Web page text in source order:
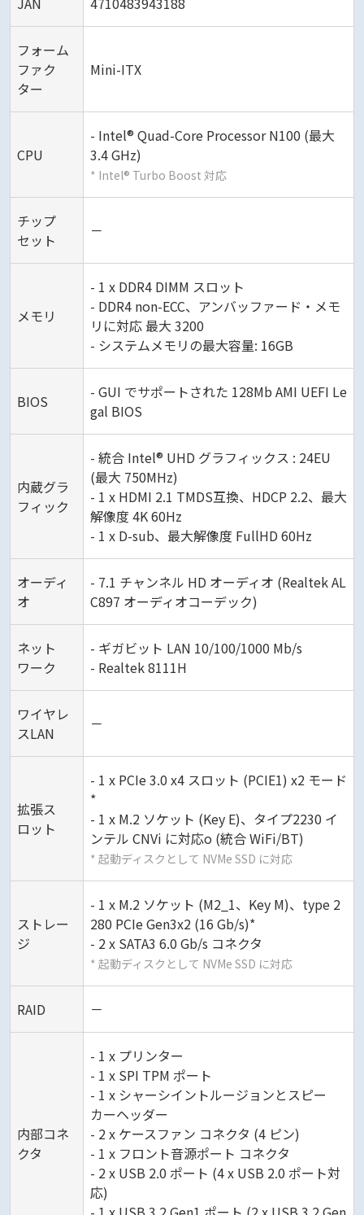
フォーム
ファク
ター
Mini-ITX
CPU
- Intel® Quad-Core Processor N100 (最大
3.4 GHz)
* Intel® Turbo Boost 対応
チップ
セット
－
メモリ
- 1 x DDR4 DIMM スロット
- DDR4 non-ECC、アンバッファード・メモ
リに対応 最大 3200
- システムメモリの最大容量: 16GB
BIOS
- GUI でサポートされた 128Mb AMI UEFI Le
gal BIOS
内蔵グラ
フィック
- 統合 Intel® UHD グラフィックス : 24EU
(最大 750MHz)
- 1 x HDMI 2.1 TMDS互換、HDCP 2.2、最大
解像度 4K 60Hz
- 1 x D-sub、最大解像度 FullHD 60Hz
オーディ
オ
- 7.1 チャンネル HD オーディオ (Realtek AL
C897 オーディオコーデック)
ネット
ワーク
- ギガビット LAN 10/100/1000 Mb/s
- Realtek 8111H
ワイヤレ
スLAN
－
拡張ス
ロット
- 1 x PCIe 3.0 x4 スロット (PCIE1) x2 モード
*
- 1 x M.2 ソケット (Key E)、タイプ2230 イ
ンテル CNVi に対応o (統合 WiFi/BT)
* 起動ディスクとして NVMe SSD に対応
ストレー
ジ
- 1 x M.2 ソケット (M2_1、Key M)、type 2
280 PCIe Gen3x2 (16 Gb/s)*
- 2 x SATA3 6.0 Gb/s コネクタ
* 起動ディスクとして NVMe SSD に対応
RAID －
内部コネ
クタ
- 1 x プリンター
- 1 x SPI TPM ポート
- 1 x シャーシイントルージョンとスピー
カーヘッダー
- 2 x ケースファン コネクタ (4 ピン)
- 1 x フロント音源ポート コネクタ
- 2 x USB 2.0 ポート (4 x USB 2.0 ポート対
応)